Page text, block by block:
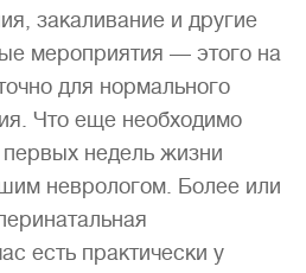
закаливание и другие
мероприятия — этого на
для нормального
Что еще необходимо
недель жизни
неврологом. Более или
есть практически у